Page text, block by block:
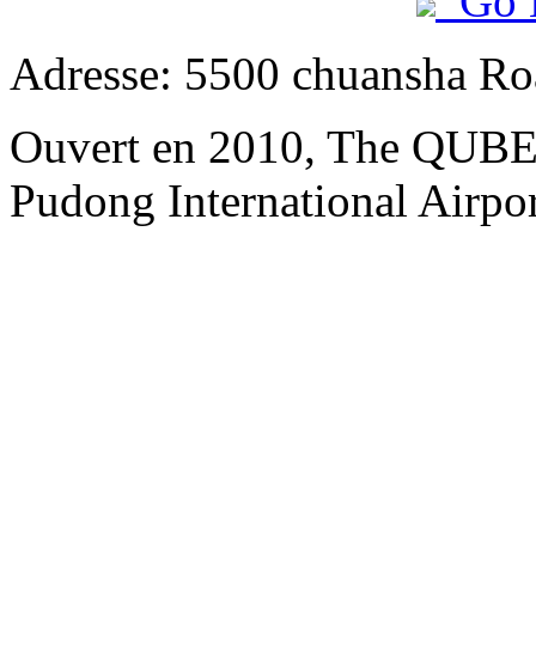
Adresse: 5500 chuansha
Ouvert en 2010, The
Pudong International